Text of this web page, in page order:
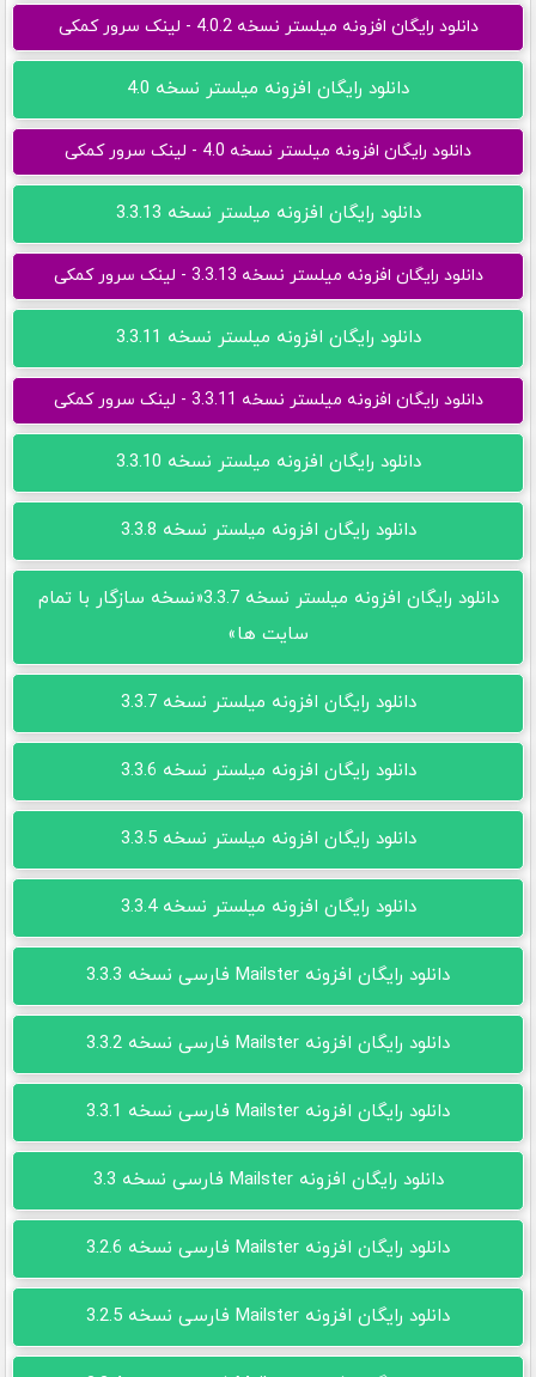
دانلود رایگان افزونه میلستر نسخه 4.0.2 - لینک سرور کمکی
دانلود رایگان افزونه میلستر نسخه 4.0
دانلود رایگان افزونه میلستر نسخه 4.0 - لینک سرور کمکی
دانلود رایگان افزونه میلستر نسخه 3.3.13
دانلود رایگان افزونه میلستر نسخه 3.3.13 - لینک سرور کمکی
دانلود رایگان افزونه میلستر نسخه 3.3.11
دانلود رایگان افزونه میلستر نسخه 3.3.11 - لینک سرور کمکی
دانلود رایگان افزونه میلستر نسخه 3.3.10
دانلود رایگان افزونه میلستر نسخه 3.3.8
دانلود رایگان افزونه میلستر نسخه 3.3.7«نسخه سازگار با تمام
سایت ها»
دانلود رایگان افزونه میلستر نسخه 3.3.7
دانلود رایگان افزونه میلستر نسخه 3.3.6
دانلود رایگان افزونه میلستر نسخه 3.3.5
دانلود رایگان افزونه میلستر نسخه 3.3.4
دانلود رایگان افزونه Mailster فارسی نسخه 3.3.3
دانلود رایگان افزونه Mailster فارسی نسخه 3.3.2
دانلود رایگان افزونه Mailster فارسی نسخه 3.3.1
دانلود رایگان افزونه Mailster فارسی نسخه 3.3
دانلود رایگان افزونه Mailster فارسی نسخه 3.2.6
دانلود رایگان افزونه Mailster فارسی نسخه 3.2.5